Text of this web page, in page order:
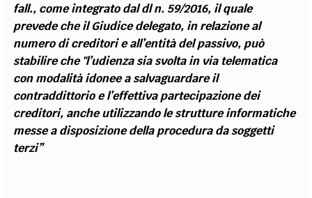
fall., come integrato dal dl n. 59/2016, il quale
prevede che il Giudice delegato, in relazione al
numero di creditori e all’entità del passivo, può
stabilire che "l’udienza sia svolta in via telematica
con modalità idonee a salvaguardare il
contraddittorio e l’effettiva partecipazione dei
creditori, anche utilizzando le strutture informatiche
messe a disposizione della procedura da soggetti
terzi”